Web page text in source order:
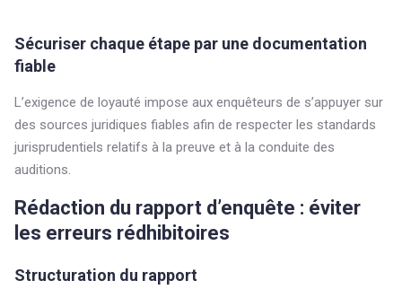
Sécuriser chaque étape par une documentation
fiable
L’exigence de loyauté impose aux enquêteurs de s’appuyer sur
des sources juridiques fiables afin de respecter les standards
jurisprudentiels relatifs à la preuve et à la conduite des
auditions.
Rédaction du rapport d’enquête : éviter
les erreurs rédhibitoires
Structuration du rapport